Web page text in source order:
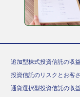
追加型株式投資信託の収
投資信託のリスクとお客
通貨選択型投資信託の収